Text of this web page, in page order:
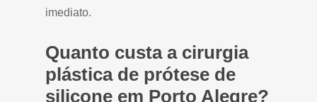
imediato.
Quanto custa a cirurgia
plástica de prótese de
silicone em Porto Alegre?